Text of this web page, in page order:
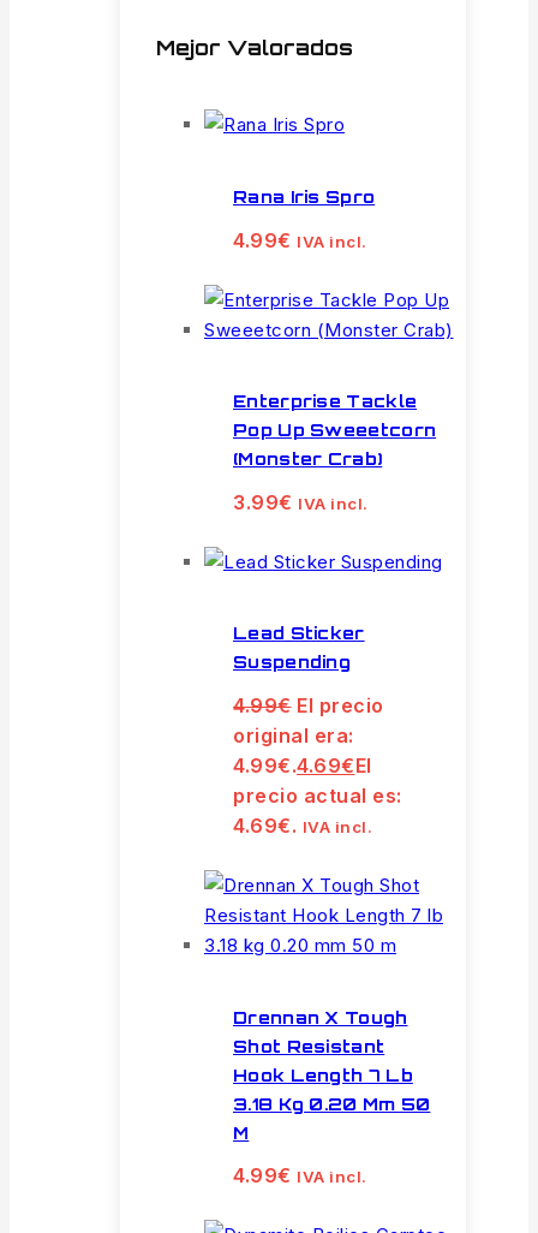
Mejor Valorados
Rana Iris Spro
4.99€ IVA incl.
Enterprise Tackle
Pop Up Sweeetcorn
(Monster Crab)
3.99€ IVA incl.
Lead Sticker
Suspending
4.99€ El precio
original era:
4.99€.4.69€El
precio actual es:
4.69€. IVA incl.
Drennan X Tough
Shot Resistant
Hook Length 7 Lb
3.18 Kg 0.20 Mm 50
M
4.99€ IVA incl.